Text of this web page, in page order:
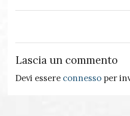
Lascia un commento
Devi essere connesso per